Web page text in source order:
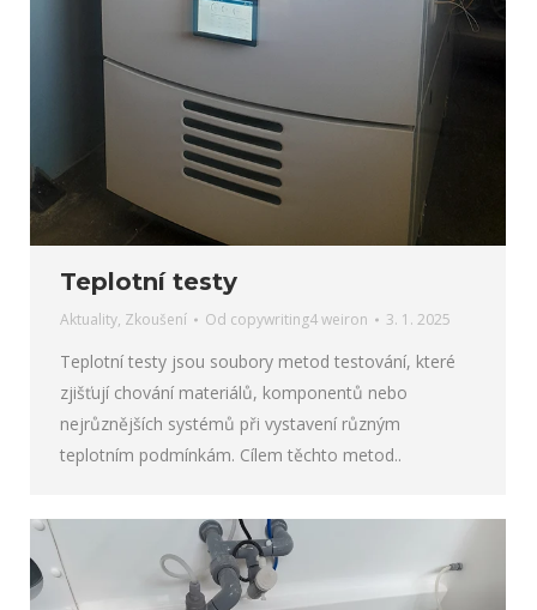
Teplotní testy
Aktuality, Zkoušení Od copywriting4 weiron 3. 1. 2025
Teplotní testy jsou soubory metod testování, které
zjišťují chování materiálů, komponentů nebo
nejrůznějších systémů při vystavení různým
teplotním podmínkám. Cílem těchto metod..